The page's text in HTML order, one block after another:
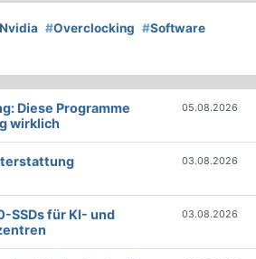
Nvidia #Overclocking #Software
Diese Programme
wirklich
05.08.2026
03.08.2026
SSDs für KI- und
03.08.2026